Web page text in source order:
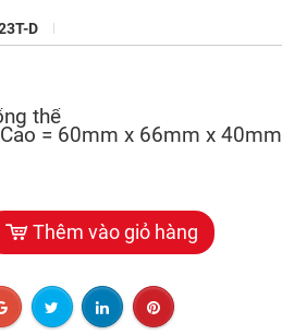
D
thể
= 60mm x 66mm x 40mm
Thêm vào giỏ hàng